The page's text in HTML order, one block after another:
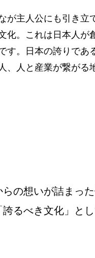
が主人公にも引き立
化。これは日本人が
す。日本の誇りであ
、人と産業が繋がる
らの想いが詰まった
誇るべき文化」と